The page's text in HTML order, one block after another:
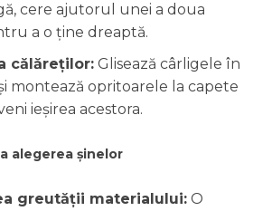
cere ajutorul unei a doua
a o ține dreaptă.
călăreților: Glisează cârligele în
montează opritoarele la capete
ieșirea acestora.
alegerea șinelor
greutății materialului: O